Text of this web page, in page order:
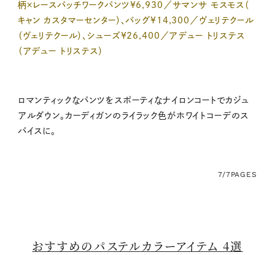
柄×レースパッチワークパンツ¥6,930／サマンサ モスモス（
キャン カスタマーセンター）、バッグ¥14,300／ヴェリテクール
（ヴェリテクール）、シューズ¥26,400／アデュー トリステス
（アデュー トリステス）
ロマンティックなパンツをスポーティなナイロンコートでカジュ
アルダウン。カーディガンのライラック色がホワイトコーデのス
パイスに。
7/7PAGES
おすすめのパステルカラーアイテム 4選